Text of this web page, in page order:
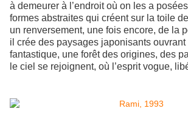
à demeurer à l’endroit où on les a
formes abstraites qui créent sur la toile
un renversement, une fois encore, de la
il crée des paysages japonisants
fantastique, une forêt des origines, des
le ciel se rejoignent, où l’esprit vogue,